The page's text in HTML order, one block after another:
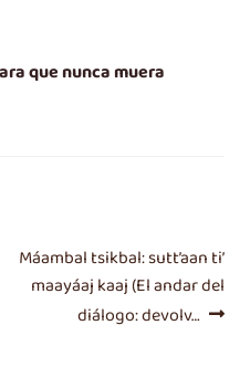
que nunca muera
Siguiente
entrada:
Máambal tsikbal: sutt’aan ti’
maayáaj kaaj (El andar del
diálogo: devolv…